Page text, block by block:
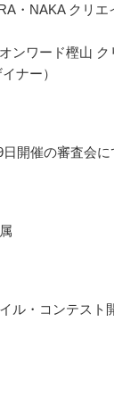
・NAKA クリエ
ンワード樫山 ク
ナー）
開催の審査会に
ル・コンテスト